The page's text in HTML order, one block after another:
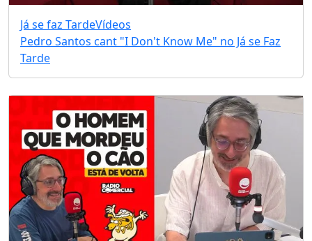
Já se faz TardeVídeos
Pedro Santos cant "I Don't Know Me" no Já se Faz
Tarde